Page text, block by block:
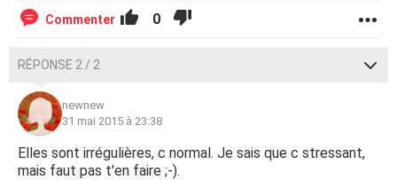
Commenter 0
RÉPONSE 2 / 2
newnew
31 mai 2015 à 23:38
Elles sont irrégulières, c normal. Je sais que c stressant,
mais faut pas t'en faire ;-).